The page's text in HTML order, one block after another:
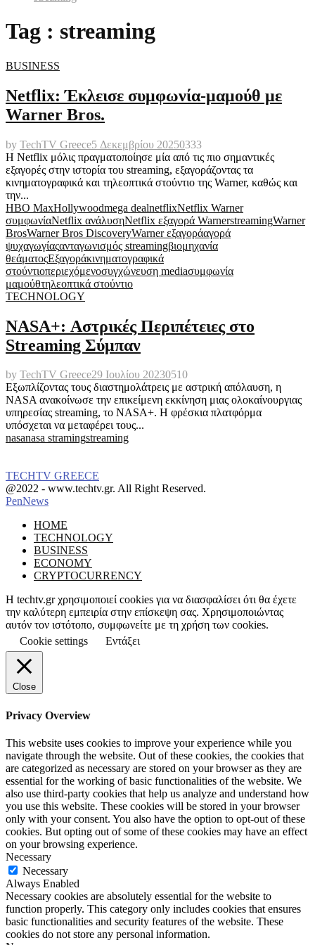
Tag : streaming
BUSINESS
Netflix: Έκλεισε συμφωνία-μαμούθ με
Warner Bros.
by TechTV Greece5 Δεκεμβρίου 20250333
Η Netflix μόλις πραγματοποίησε μία από τις πιο σημαντικές
εξαγορές στην ιστορία του streaming, εξαγοράζοντας τα
κινηματογραφικά και τηλεοπτικά στούντιο της Warner, καθώς και
την...
HBO MaxHollywoodmega dealnetflixNetflix Warner
συμφωνίαNetflix ανάλυσηNetflix εξαγορά WarnerstreamingWarner
BrosWarner Bros DiscoveryWarner εξαγοράαγορά
ψυχαγωγίαςανταγωνισμός streamingβιομηχανία
θεάματοςΕξαγοράκινηματογραφικά
στούντιοπεριεχόμενοσυγχώνευση mediaσυμφωνία
μαμούθτηλεοπτικά στούντιο
TECHNOLOGY
NASA+: Αστρικές Περιπέτειες στο
Streaming Σύμπαν
by TechTV Greece29 Ιουλίου 20230510
Εξωπλίζοντας τους διαστημολάτρεις με αστρική απόλαυση, η
NASA ανακοίνωσε την επικείμενη εκκίνηση μιας ολοκαίνουργιας
υπηρεσίας streaming, το NASA+. Η φρέσκια πλατφόρμα
υπόσχεται να μεταφέρει τους...
nasanasa stramingstreaming
TECHTV GREECE
Facebook
Instagram
@2022 - www.techtv.gr. All Right Reserved.
PenNews
HOME
TECHNOLOGY
BUSINESS
ECONOMY
CRYPTOCURRENCY
Η techtv.gr χρησιμοποιεί cookies για να διασφαλίσει ότι θα έχετε
την καλύτερη εμπειρία στην επίσκεψη σας. Χρησιμοποιώντας
αυτόν τον ιστότοπο, συμφωνείτε με τη χρήση των cookies.
Cookie settings
Εντάξει
Close
Privacy Overview
This website uses cookies to improve your experience while you
navigate through the website. Out of these cookies, the cookies that
are categorized as necessary are stored on your browser as they are
essential for the working of basic functionalities of the website. We
also use third-party cookies that help us analyze and understand how
you use this website. These cookies will be stored in your browser
only with your consent. You also have the option to opt-out of these
cookies. But opting out of some of these cookies may have an effect
on your browsing experience.
Necessary
Necessary
Always Enabled
Necessary cookies are absolutely essential for the website to
function properly. This category only includes cookies that ensures
basic functionalities and security features of the website. These
cookies do not store any personal information.